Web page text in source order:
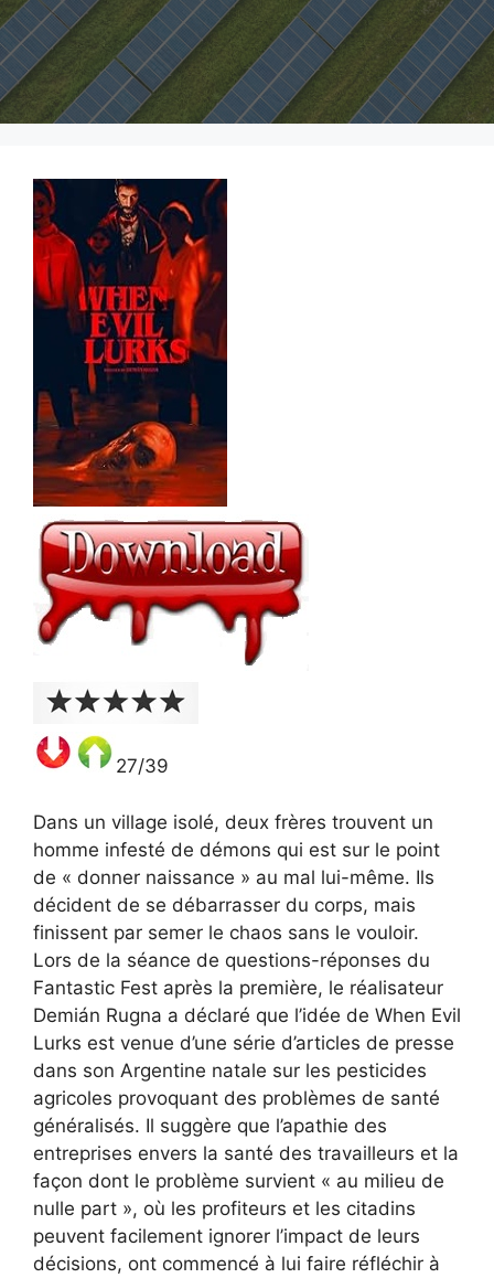
27/39
Dans un village isolé, deux frères trouvent un
homme infesté de démons qui est sur le point
de « donner naissance » au mal lui-même. Ils
décident de se débarrasser du corps, mais
finissent par semer le chaos sans le vouloir.
Lors de la séance de questions-réponses du
Fantastic Fest après la première, le réalisateur
Demián Rugna a déclaré que l’idée de When Evil
Lurks est venue d’une série d’articles de presse
dans son Argentine natale sur les pesticides
agricoles provoquant des problèmes de santé
généralisés. Il suggère que l’apathie des
entreprises envers la santé des travailleurs et la
façon dont le problème survient « au milieu de
nulle part », où les profiteurs et les citadins
peuvent facilement ignorer l’impact de leurs
décisions, ont commencé à lui faire réfléchir à